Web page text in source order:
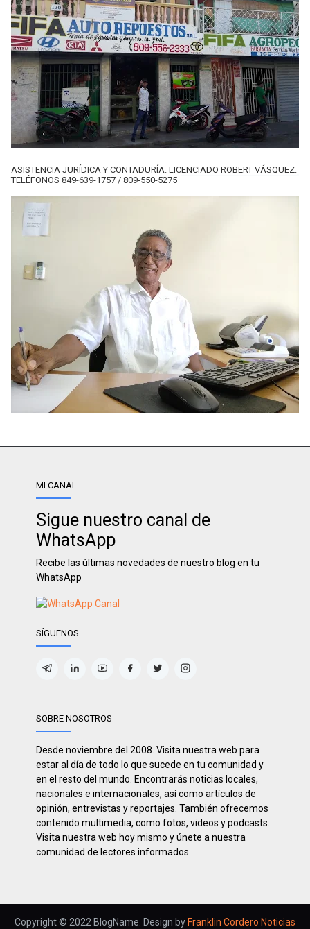
ASISTENCIA JURÍDICA Y CONTADURÍA. LICENCIADO ROBERT VÁSQUEZ.
TELÉFONOS 849-639-1757 / 809-550-5275
MI CANAL
Sigue nuestro canal de
WhatsApp
Recibe las últimas novedades de nuestro blog en tu
WhatsApp
SÍGUENOS
SOBRE NOSOTROS
Desde noviembre del 2008. Visita nuestra web para
estar al día de todo lo que sucede en tu comunidad y
en el resto del mundo. Encontrarás noticias locales,
nacionales e internacionales, así como artículos de
opinión, entrevistas y reportajes. También ofrecemos
contenido multimedia, como fotos, videos y podcasts.
Visita nuestra web hoy mismo y únete a nuestra
comunidad de lectores informados.
Copyright © 2022 BlogName. Design by Franklin Cordero Noticias